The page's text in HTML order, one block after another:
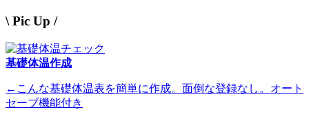
\ Pic Up /
基礎体温作成
←こんな基礎体温表を簡単に作成。面倒な登録なし。オート
セーブ機能付き